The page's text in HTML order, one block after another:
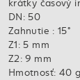
DN: 50
Zahnutie : 15°
Z1: 5 mm
Z2: 9 mm
Hmotnosť: 40 g